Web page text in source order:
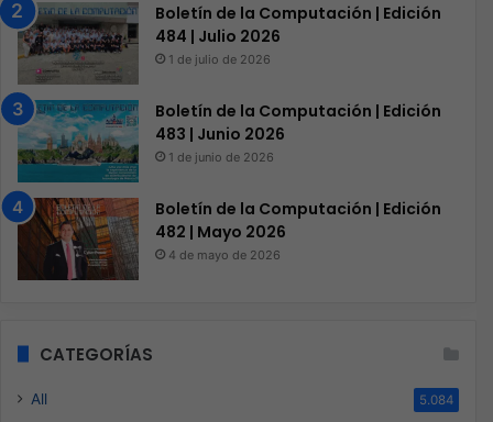
Boletín de la Computación | Edición
484 | Julio 2026
1 de julio de 2026
Boletín de la Computación | Edición
483 | Junio 2026
1 de junio de 2026
Boletín de la Computación | Edición
482 | Mayo 2026
4 de mayo de 2026
CATEGORÍAS
All 5.084